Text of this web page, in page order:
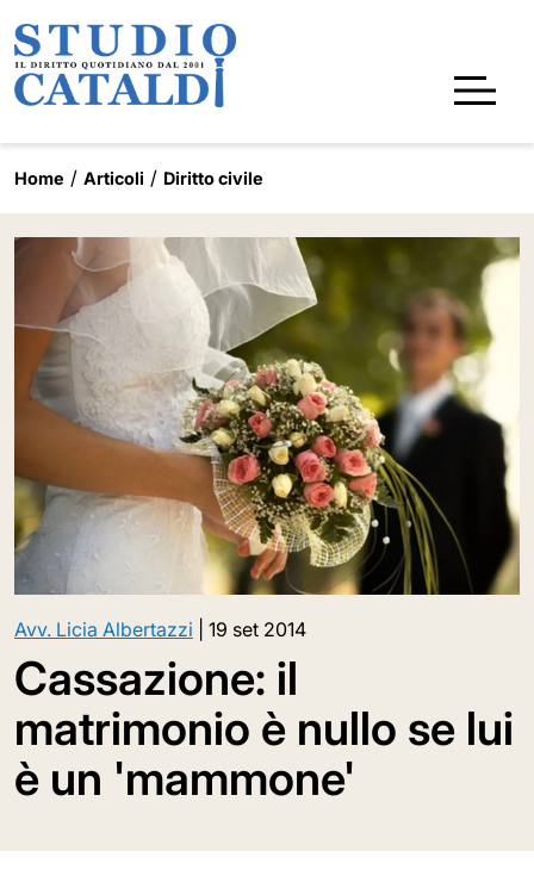
Home Articoli Diritto civile
Avv. Licia Albertazzi 19 set 2014
Cassazione: il
matrimonio è nullo se lui
è un 'mammone'